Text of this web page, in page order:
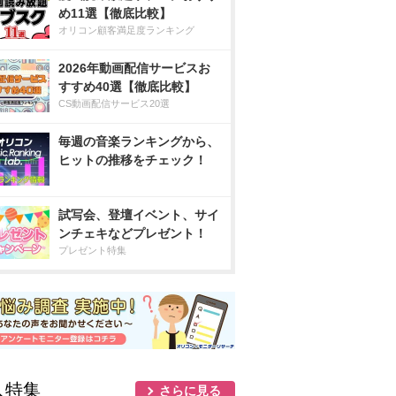
め11選【徹底比較】
オリコン顧客満足度ランキング
2026年動画配信サービスお
すすめ40選【徹底比較】
CS動画配信サービス20選
毎週の音楽ランキングから、
ヒットの推移をチェック！
試写会、登壇イベント、サイ
ンチェキなどプレゼント！
プレゼント特集
特集 さらに見る